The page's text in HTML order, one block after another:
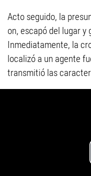
Acto seguido, la
on, escapó del lugar y
Inmediatamente, la
localizó a un agente
transmitió las